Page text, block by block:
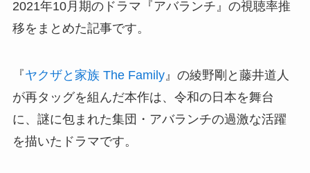
2021年10月期のドラマ『アバランチ』の視聴率推
移をまとめた記事です。
『ヤクザと家族 The Family』の綾野剛と藤井道人
が再タッグを組んだ本作は、令和の日本を舞台
に、謎に包まれた集団・アバランチの過激な活躍
を描いたドラマです。